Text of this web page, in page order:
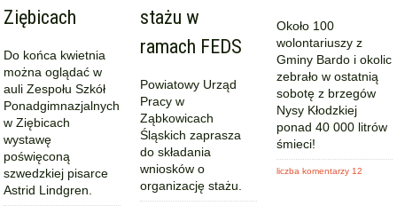
Ziębicach
Do końca kwietnia
można oglądać w
auli Zespołu Szkół
Ponadgimnazjalnych
w Ziębicach
wystawę
poświęconą
szwedzkiej pisarce
Astrid Lindgren.
stażu w
ramach FEDS
Powiatowy Urząd
Pracy w
Ząbkowicach
Śląskich zaprasza
do składania
wniosków o
organizację stażu.
Około 100
wolontariuszy z
Gminy Bardo i okolic
zebrało w ostatnią
sobotę z brzegów
Nysy Kłodzkiej
ponad 40 000 litrów
śmieci!
liczba komentarzy 12